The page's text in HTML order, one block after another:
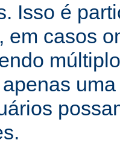
Isso é
em casos